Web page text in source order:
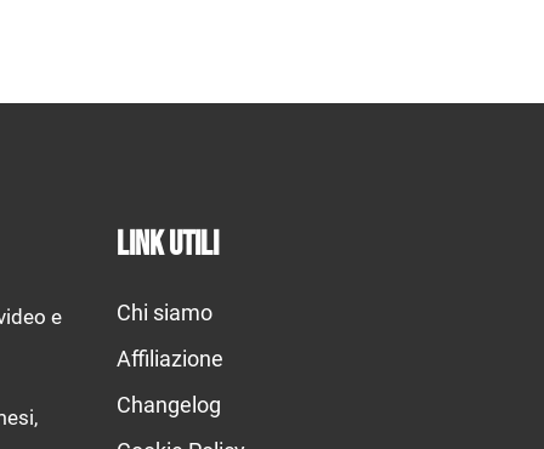
e
Link utili
Chi siamo
Affiliazione
Changelog